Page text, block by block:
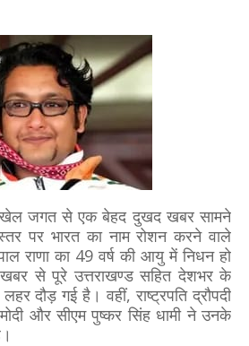
जगत से एक बेहद दुखद खबर सामने
पर भारत का नाम रोशन करने वाले
राणा का 49 वर्ष की आयु में निधन हो
से पूरे उत्तराखण्ड सहित देशभर के
दौड़ गई है। वहीं, राष्ट्रपति द्रौपदी
मोदी और सीएम पुष्कर सिंह धामी ने उनके